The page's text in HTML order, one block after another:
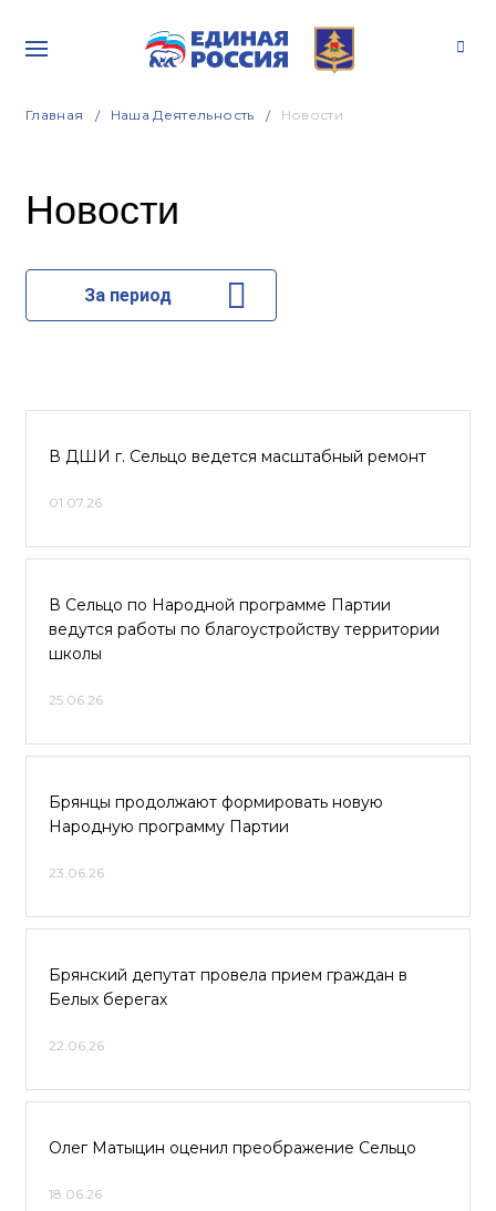
Главная Наша Деятельность Новости
Новости
За период
В ДШИ г. Сельцо ведется масштабный ремонт
01.07.26
В Сельцо по Народной программе Партии
ведутся работы по благоустройству территории
школы
25.06.26
Брянцы продолжают формировать новую
Народную программу Партии
23.06.26
Брянский депутат провела прием граждан в
Белых берегах
22.06.26
Олег Матыцин оценил преображение Сельцо
18.06.26